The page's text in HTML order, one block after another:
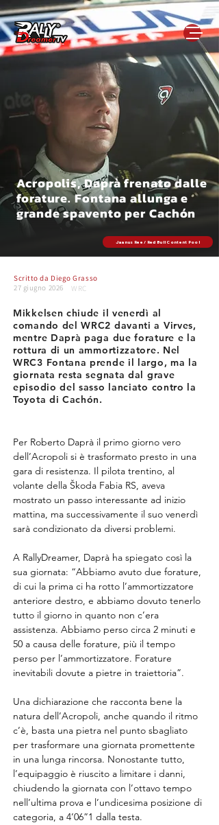
Acropolis, Daprà frenato dalle
forature. Fontana allunga e
grande spavento per Cachón
Jaanus Ree / Red Bull Content Pool
Scritto da Diego Grasso
27 giugno 2026
WRC
Mikkelsen chiude il venerdì al
comando del WRC2 davanti a Virves,
mentre Daprà paga due forature e la
rottura di un ammortizzatore. Nel
WRC3 Fontana prende il largo, ma la
giornata resta segnata dal grave
episodio del sasso lanciato contro la
Toyota di Cachón.
Per Roberto Daprà il primo giorno vero
dell’Acropoli si è trasformato presto in una
gara di resistenza. Il pilota trentino, al
volante della Škoda Fabia RS, aveva
mostrato un passo interessante ad inizio
mattina, ma successivamente il suo venerdì
sarà condizionato da diversi problemi.
A RallyDreamer, Daprà ha spiegato così la
sua giornata: “Abbiamo avuto due forature,
di cui la prima ci ha rotto l’ammortizzatore
anteriore destro, e abbiamo dovuto tenerlo
tutto il giorno in quanto non c’era
assistenza. Abbiamo perso circa 2 minuti e
50 a causa delle forature, più il tempo
perso per l’ammortizzatore. Forature
inevitabili dovute a pietre in traiettoria”.
Una dichiarazione che racconta bene la
natura dell’Acropoli, anche quando il ritmo
c’è, basta una pietra nel punto sbagliato
per trasformare una giornata promettente
in una lunga rincorsa. Nonostante tutto,
l’equipaggio è riuscito a limitare i danni,
chiudendo la giornata con l’ottavo tempo
nell’ultima prova e l’undicesima posizione di
categoria, a 4’06”1 dalla testa.